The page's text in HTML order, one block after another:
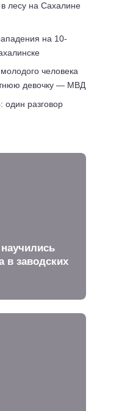
лесу на Сахалине
на 10-
человека
девочку — МВД
один разговор
в заводских